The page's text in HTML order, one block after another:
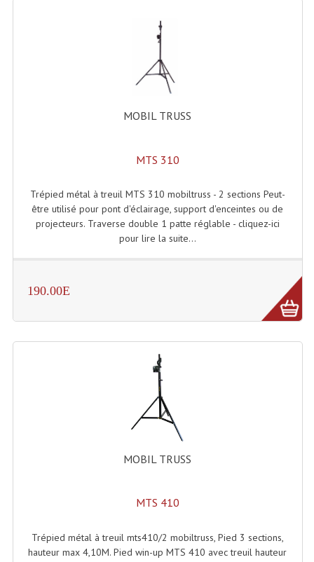
MOBIL TRUSS
MTS 310
Trépied métal à treuil MTS 310 mobiltruss - 2 sections Peut-
être utilisé pour pont d'éclairage, support d'enceintes ou de
projecteurs. Traverse double 1 patte réglable - cliquez-ici
pour lire la suite...
190.00E
MOBIL TRUSS
MTS 410
Trépied métal à treuil mts410/2 mobiltruss, Pied 3 sections,
hauteur max 4,10M. Pied win-up MTS 410 avec treuil hauteur